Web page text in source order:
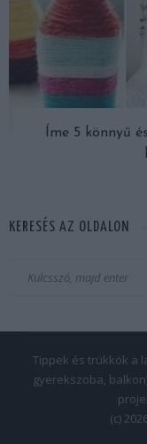
Íme 5 könnyű
KERESÉS AZ OLDALON
Tippek és trükkök a
gyerekszoba,
(c)